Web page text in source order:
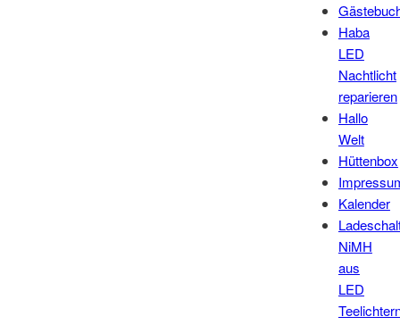
Haba
LED
Nachtlicht
reparieren
Hallo
Welt
Hüttenbox
Kalender
NiMH
aus
LED